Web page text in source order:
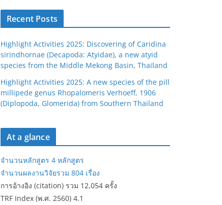
Recent Posts
Highlight Activities 2025: Discovering of Caridina
sirindhornae (Decapoda: Atyidae), a new atyid
species from the Middle Mekong Basin, Thailand
Highlight Activities 2025: A new species of the pill
millipede genus Rhopalomeris Verhoeff, 1906
(Diplopoda, Glomerida) from Southern Thailand
At a glance
จำนวนหลักสูตร 4 หลักสูตร
จำนวนผลงานวิจัยรวม 804 เรื่อง
การอ้างอิง (citation) รวม 12,054 ครั้ง
TRF Index (พ.ศ. 2560) 4.1